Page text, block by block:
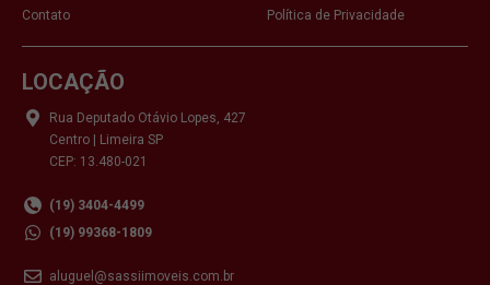
Contato
Política de Privacidade
LOCAÇÃO
Rua Deputado Otávio Lopes, 427
Centro | Limeira SP
CEP: 13.480-021
(19) 3404-4499
(19) 99368-1809
aluguel@sassiimoveis.com.br